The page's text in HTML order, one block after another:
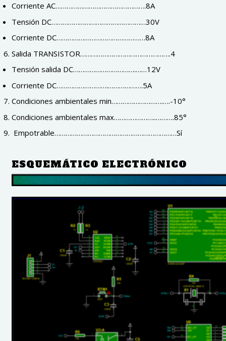
Corriente AC………………………………………….8A
Tensión DC……………………………………………30V
Corriente DC…………………………………………8A
Salida TRANSISTOR………………………………………….4
Tensión salida DC…………………………….……12V
Corriente DC……………………….……………….5A
Condiciones ambientales min……………………….….-10°
Condiciones ambientales max…………………..……….85°
Empotrable…………………………………………………………Sí
ESQUEMÁTICO ELECTRÓNICO